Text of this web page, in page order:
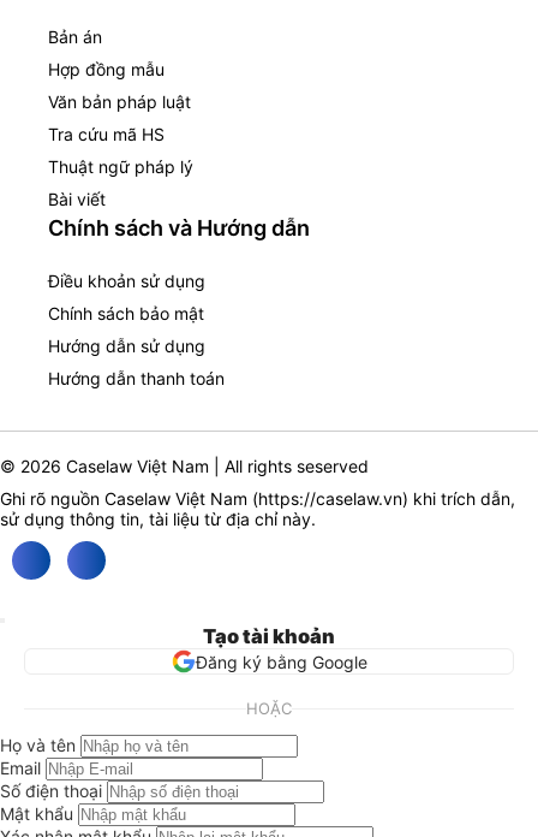
Bản án
Hợp đồng mẫu
Văn bản pháp luật
Tra cứu mã HS
Thuật ngữ pháp lý
Bài viết
Chính sách và Hướng dẫn
Điều khoản sử dụng
Chính sách bảo mật
Hướng dẫn sử dụng
Hướng dẫn thanh toán
© 2026 Caselaw Việt Nam | All rights seserved
Ghi rõ nguồn Caselaw Việt Nam (https://caselaw.vn) khi trích dẫn,
sử dụng thông tin, tài liệu từ địa chỉ này.
Tạo tài khoản
Đăng ký bằng Google
HOẶC
Họ và tên
Email
Số điện thoại
Mật khẩu